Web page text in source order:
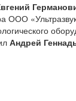
ООО
Андрей